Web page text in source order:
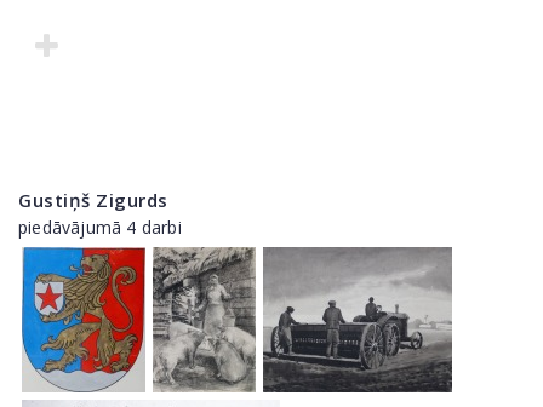
Gustiņš Zigurds
piedāvājumā 4 darbi